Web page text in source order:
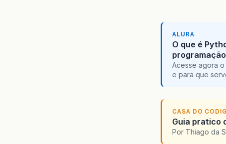
ALURA
O que é
programação
Acesse agora
e para que
CASA DO
Guia pratico
Por Thiago da